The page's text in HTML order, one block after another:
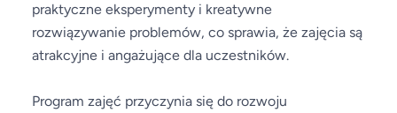
praktyczne eksperymenty i kreatywne
rozwiązywanie problemów, co sprawia, że zajęcia są
atrakcyjne i angażujące dla uczestników.
Program zajęć przyczynia się do rozwoju